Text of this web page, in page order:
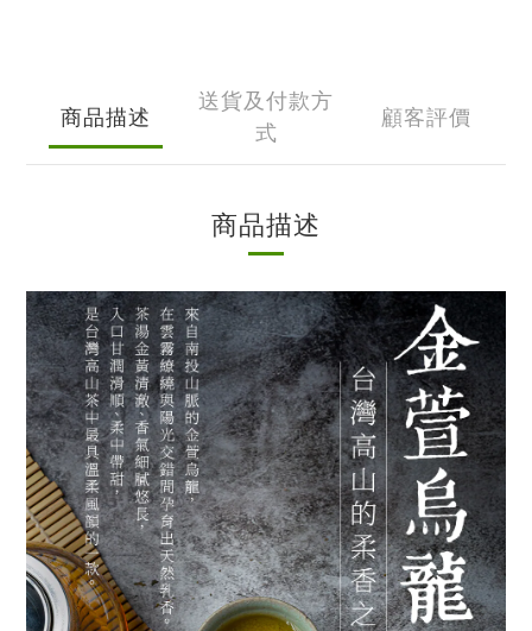
商品描述
送貨及付款方
式
顧客評價
商品描述